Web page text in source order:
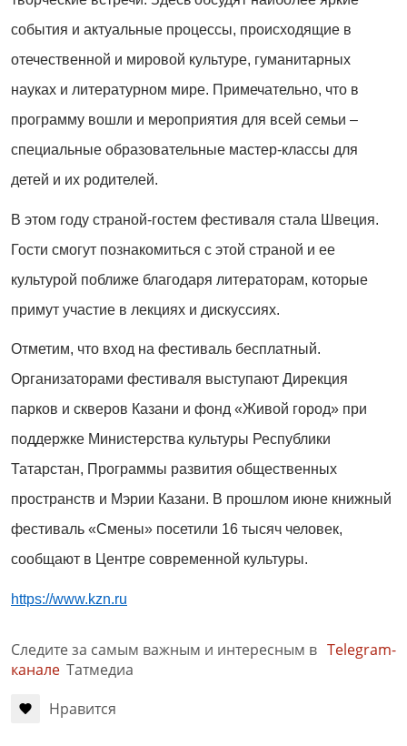
события и актуальные процессы, происходящие в
отечественной и мировой культуре, гуманитарных
науках и литературном мире. Примечательно, что в
программу вошли и мероприятия для всей семьи –
специальные образовательные мастер-классы для
детей и их родителей.
В этом году страной-гостем фестиваля стала Швеция.
Гости смогут познакомиться с этой страной и ее
культурой поближе благодаря литераторам, которые
примут участие в лекциях и дискуссиях.
Отметим, что вход на фестиваль бесплатный.
Организаторами фестиваля выступают Дирекция
парков и скверов Казани и фонд «Живой город» при
поддержке Министерства культуры Республики
Татарстан, Программы развития общественных
пространств и Мэрии Казани. В прошлом июне книжный
фестиваль «Смены» посетили 16 тысяч человек,
сообщают в Центре современной культуры.
https://www.kzn.ru
Следите за самым важным и интересным в Telegram-
канале Татмедиа
Нравится